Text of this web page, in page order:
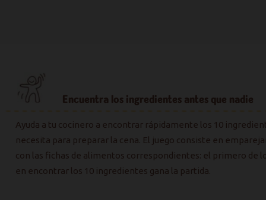
Encuentra los ingredientes antes que nadie
Ayuda a tu cocinero a encontrar rápidamente los 10
necesita para preparar la cena. El juego consiste en
con las fichas de alimentos correspondientes: el primero de
en encontrar los 10 ingredientes gana la partida.